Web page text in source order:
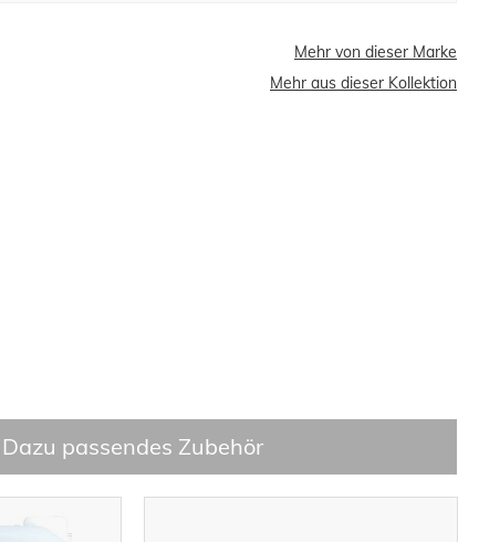
Mehr von dieser Marke
Mehr aus dieser Kollektion
Dazu passendes Zubehör